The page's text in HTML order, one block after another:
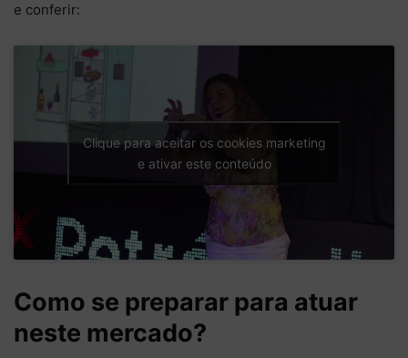
e conferir:
Clique para aceitar os cookies marketing
e ativar este conteúdo
Como se preparar para atuar
neste mercado?